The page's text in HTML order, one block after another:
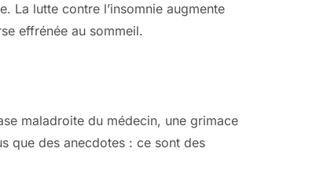
La lutte contre l’insomnie augmente
effrénée au sommeil.
maladroite du médecin, une grimace
que des anecdotes : ce sont des